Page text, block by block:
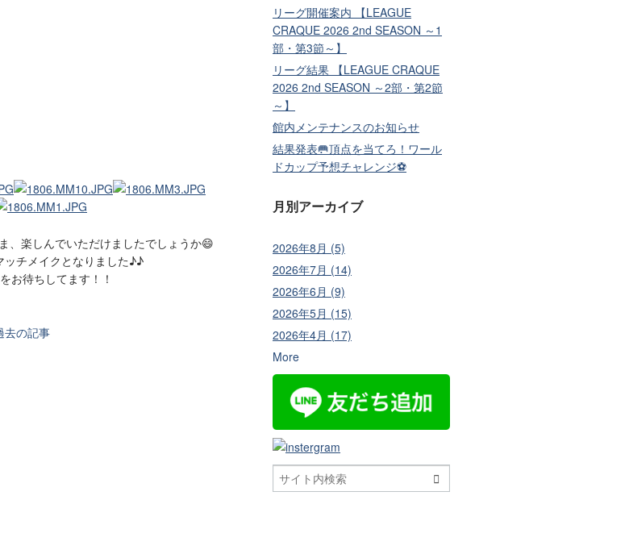
、楽しんでいただけましたでしょうか😄
ッチメイクとなりました♪♪
お待ちしてます！！
去の記事
リーグ開催案内 【LEAGUE
CRAQUE 2026 2nd SEASON ～1
部・第3節～】
リーグ結果 【LEAGUE CRAQUE
2026 2nd SEASON ～2部・第2節
～】
館内メンテナンスのお知らせ
結果発表🥅頂点を当てろ！ワール
ドカップ予想チャレンジ⚽
月別アーカイブ
2026年8月 (5)
2026年7月 (14)
2026年6月 (9)
2026年5月 (15)
2026年4月 (17)
More
